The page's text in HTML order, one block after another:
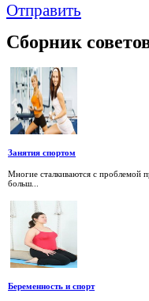
Отправить
Сборник
Занятия спортом
Многие сталкиваются с проблемой
больш...
Беременность и спорт